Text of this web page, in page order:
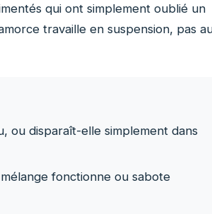
qui ont simplement oublié un
travaille en suspension, pas
ou disparaît-elle simplement dans
fonctionne ou sabote